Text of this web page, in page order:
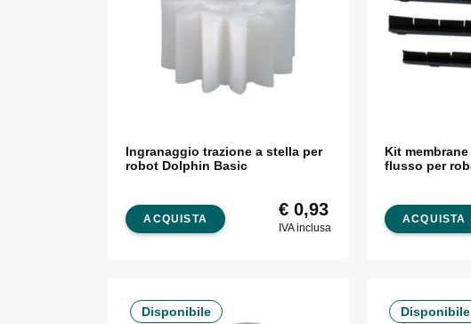
Ingranaggio trazione a stella per
robot Dolphin Basic
ACQUISTA €0,93
IVA inclusa
Kit
flusso per
ACQUISTA
Disponibile Disponibile